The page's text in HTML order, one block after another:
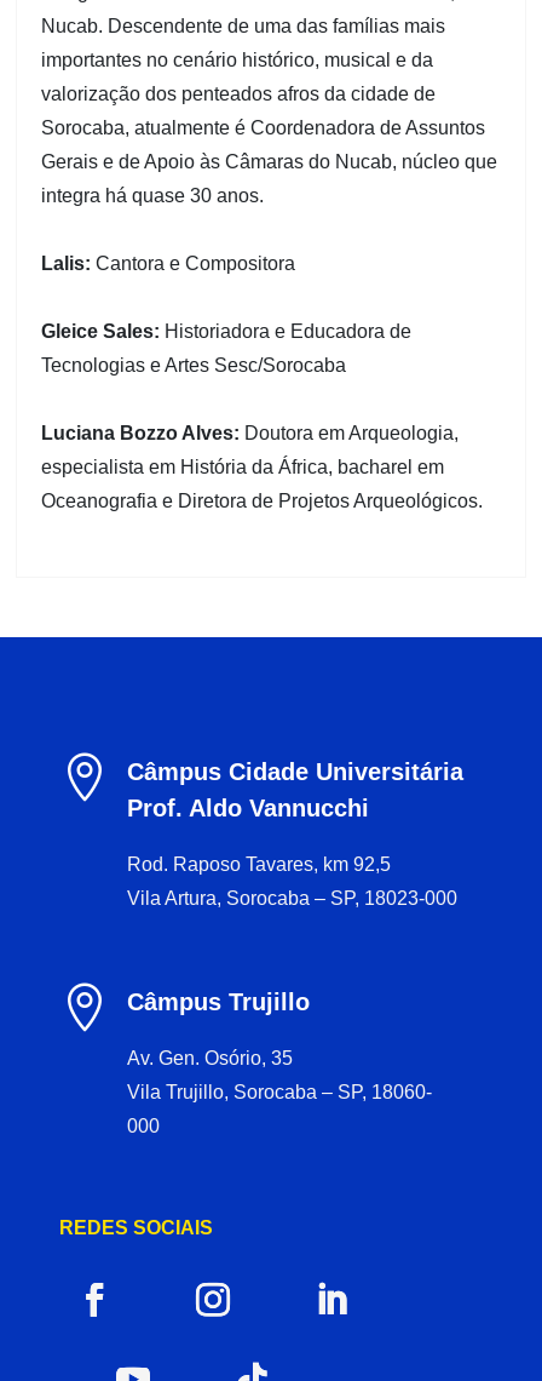
Nucab. Descendente de uma das famílias mais
importantes no cenário histórico, musical e da
valorização dos penteados afros da cidade de
Sorocaba, atualmente é Coordenadora de Assuntos
Gerais e de Apoio às Câmaras do Nucab, núcleo que
integra há quase 30 anos.
Lalis:Cantora e Compositora
Gleice Sales: Historiadora e Educadora de
Tecnologias e Artes Sesc/Sorocaba
Luciana Bozzo Alves: Doutora em Arqueologia,
especialista em História da África, bacharel em
Oceanografia e Diretora de Projetos Arqueológicos.

Câmpus Cidade Universitária
Prof. Aldo Vannucchi
Rod. Raposo Tavares, km 92,5
Vila Artura, Sorocaba – SP, 18023-000
 Câmpus Trujillo
Av. Gen. Osório, 35
Vila Trujillo, Sorocaba – SP, 18060-
000
REDES SOCIAIS